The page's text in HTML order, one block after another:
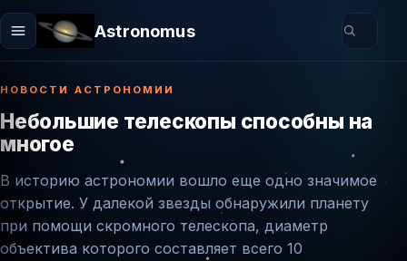
Astronomus
НОВОСТИ АСТРОНОМИИ
Небольшие телескопы способны на
многое
В историю астрономии вошло еще одно значимое
открытие. У далекой звезды обнаружили планету
при помощи скромного телескопа, диаметр
объектива которого составляет всего 10